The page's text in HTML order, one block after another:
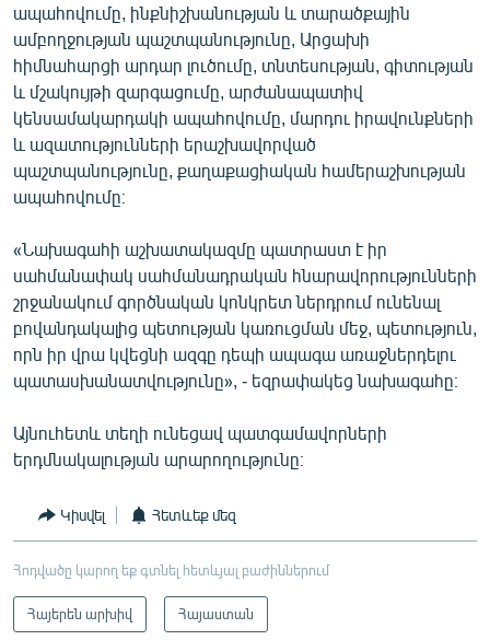
ապահովումը, ինքնիշխանության և տարածքային
ամբողջության պաշտպանությունը, Արցախի
հիմնահարցի արդար լուծումը, տնտեսության, գիտության
և մշակույթի զարգացումը, արժանապատիվ
կենսամակարդակի ապահովումը, մարդու իրավունքների
և ազատությունների երաշխավորված
պաշտպանությունը, քաղաքացիական համերաշխության
ապահովումը։
«Նախագահի աշխատակազմը պատրաստ է իր
սահմանափակ սահմանադրական հնարավորությունների
շրջանակում գործնական կոնկրետ ներդրում ունենալ
բովանդակալից պետության կառուցման մեջ, պետություն,
որն իր վրա կվեցնի ազգը դեպի ապագա առաջներդելու
պատասխանատվությունը», - եզրափակեց նախագահը։
Այնուհետև տեղի ունեցավ պատգամավորների
երդմնակալության արարողությունը։
Կիսվել Հետևեք մեզ
Հոդվածը կարող եք գտնել հետևյալ բաժիններում
Հայերեն արխիվ Հայաստան